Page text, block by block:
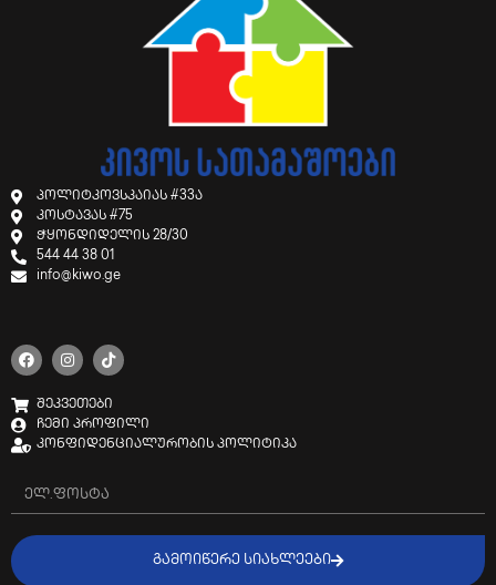
პოლიტკოვსკაიას #33ა
კოსტავას #75
ჭყონდიდელის 28/30
544 44 38 01
info@kiwo.ge
შეკვეთები
ჩემი პროფილი
კონფიდენციალურობის პოლიტიკა
ᲒᲐᲛᲝᲘᲬᲔᲠᲔ ᲡᲘᲐᲮᲚᲔᲔᲑᲘ